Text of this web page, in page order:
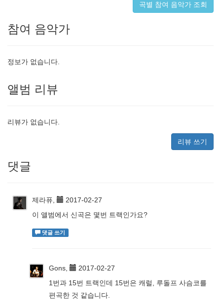
곡별 참여 음악가 조회
참여 음악가
정보가 없습니다.
앨범 리뷰
리뷰가 없습니다.
리뷰 쓰기
댓글
제라퓨,
2017-02-27
이 앨범에서 신곡은 몇번 트랙인가요?
댓글 쓰기
Gons,
2017-02-27
1번과 15번 트랙인데 15번은 캐럴, 루돌프 사슴코를
편곡한 것 같습니다.